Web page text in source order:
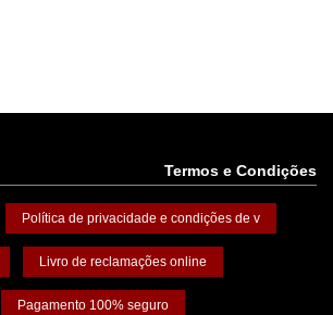
Termos e Condições
Política de privacidade e condições de v
Livro de reclamações online
Pagamento 100% seguro